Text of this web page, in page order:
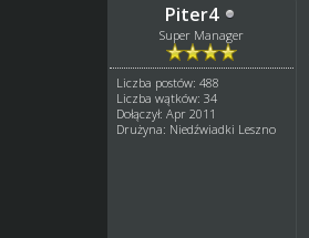
Piter4
Super Manager
Liczba postów: 488
Liczba wątków: 34
Dołączył: Apr 2011
Drużyna: Niedźwiadki Leszno